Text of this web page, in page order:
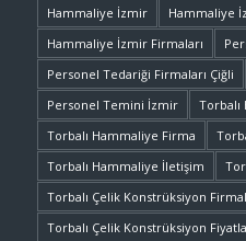
Hammaliye İzmir
Hammaliye
Hammaliye İzmir Firmaları
Personel Tedariği Firmaları Çiğli
Personel Temini İzmir
Torbalı
Torbalı Hammaliye Firma
Torbalı Hammaliye İletişim
Torbalı Çelik Konstrüksiyon
Torbalı Çelik Konstrüksiyon